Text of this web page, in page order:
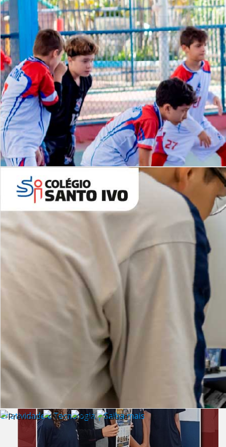
Desafios | Saiba mais
Criatividade e Tecnologia | Saiba mais
Lista de vídeos
NOSSOCANAL